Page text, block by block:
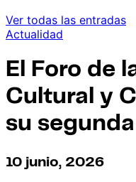
Ver todas las entradas
Actualidad
El Foro de
Cultural y
su
10 junio, 2026